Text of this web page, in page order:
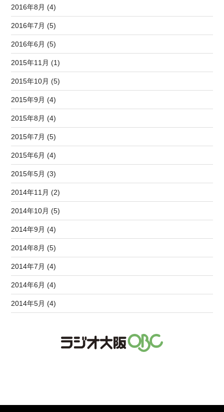
2016年8月 (4)
2016年7月 (5)
2016年6月 (5)
2015年11月 (1)
2015年10月 (5)
2015年9月 (4)
2015年8月 (4)
2015年7月 (5)
2015年6月 (4)
2015年5月 (3)
2014年11月 (2)
2014年10月 (5)
2014年9月 (4)
2014年8月 (5)
2014年7月 (4)
2014年6月 (4)
2014年5月 (4)